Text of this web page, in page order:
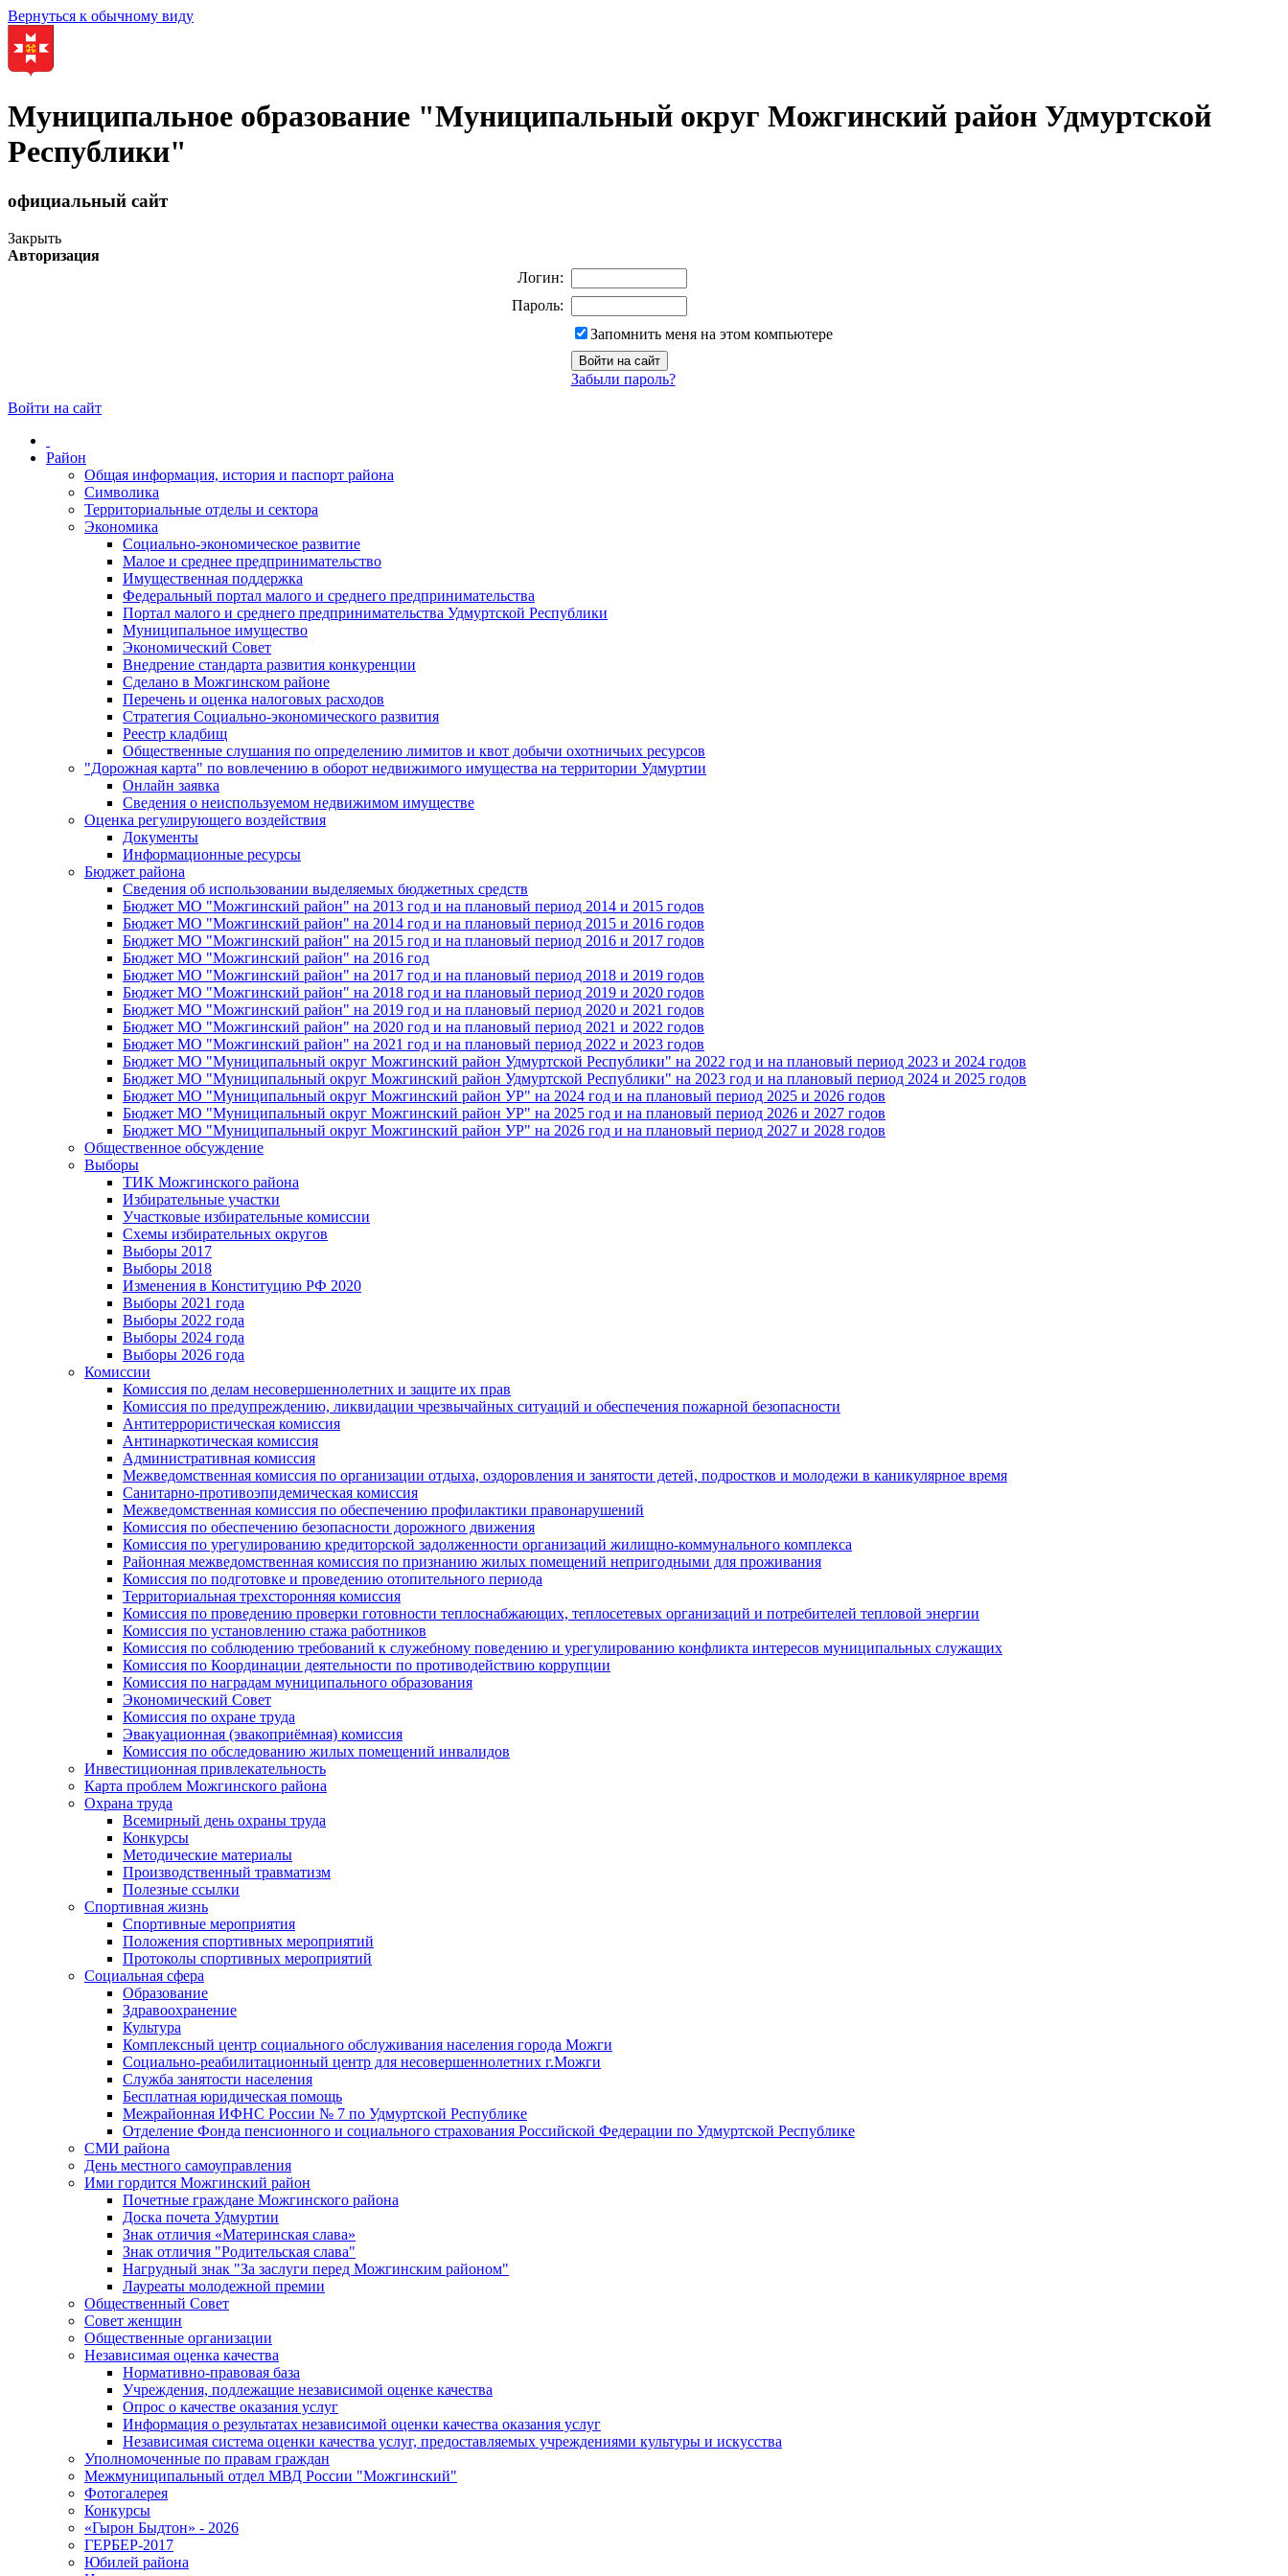
Вернуться к обычному виду
Муниципальное образование "Муниципальный округ Можгинский район Удмуртской
Республики"
официальный сайт
Закрыть
Авторизация
Логин:
Пароль:
Запомнить меня на этом компьютере
Забыли пароль?
Войти на сайт
Район
Общая информация, история и паспорт района
Символика
Территориальные отделы и сектора
Экономика
Социально-экономическое развитие
Малое и среднее предпринимательство
Имущественная поддержка
Федеральный портал малого и среднего предпринимательства
Портал малого и среднего предпринимательства Удмуртской Республики
Муниципальное имущество
Экономический Совет
Внедрение стандарта развития конкуренции
Сделано в Можгинском районе
Перечень и оценка налоговых расходов
Стратегия Социально-экономического развития
Реестр кладбищ
Общественные слушания по определению лимитов и квот добычи охотничьих ресурсов
"Дорожная карта" по вовлечению в оборот недвижимого имущества на территории Удмуртии
Онлайн заявка
Сведения о неиспользуемом недвижимом имуществе
Оценка регулирующего воздействия
Документы
Информационные ресурсы
Бюджет района
Сведения об использовании выделяемых бюджетных средств
Бюджет МО "Можгинский район" на 2013 год и на плановый период 2014 и 2015 годов
Бюджет МО "Можгинский район" на 2014 год и на плановый период 2015 и 2016 годов
Бюджет МО "Можгинский район" на 2015 год и на плановый период 2016 и 2017 годов
Бюджет МО "Можгинский район" на 2016 год
Бюджет МО "Можгинский район" на 2017 год и на плановый период 2018 и 2019 годов
Бюджет МО "Можгинский район" на 2018 год и на плановый период 2019 и 2020 годов
Бюджет МО "Можгинский район" на 2019 год и на плановый период 2020 и 2021 годов
Бюджет МО "Можгинский район" на 2020 год и на плановый период 2021 и 2022 годов
Бюджет МО "Можгинский район" на 2021 год и на плановый период 2022 и 2023 годов
Бюджет МО "Муниципальный округ Можгинский район Удмуртской Республики" на 2022 год и на плановый период 2023 и 2024 годов
Бюджет МО "Муниципальный округ Можгинский район Удмуртской Республики" на 2023 год и на плановый период 2024 и 2025 годов
Бюджет МО "Муниципальный округ Можгинский район УР" на 2024 год и на плановый период 2025 и 2026 годов
Бюджет МО "Муниципальный округ Можгинский район УР" на 2025 год и на плановый период 2026 и 2027 годов
Бюджет МО "Муниципальный округ Можгинский район УР" на 2026 год и на плановый период 2027 и 2028 годов
Общественное обсуждение
Выборы
ТИК Можгинского района
Избирательные участки
Участковые избирательные комиссии
Схемы избирательных округов
Выборы 2017
Выборы 2018
Изменения в Конституцию РФ 2020
Выборы 2021 года
Выборы 2022 года
Выборы 2024 года
Выборы 2026 года
Комиссии
Комиссия по делам несовершеннолетних и защите их прав
Комиссия по предупреждению, ликвидации чрезвычайных ситуаций и обеспечения пожарной безопасности
Антитеррористическая комиссия
Антинаркотическая комиссия
Административная комиссия
Межведомственная комиссия по организации отдыха, оздоровления и занятости детей, подростков и молодежи в каникулярное время
Санитарно-противоэпидемическая комиссия
Межведомственная комиссия по обеспечению профилактики правонарушений
Комиссия по обеспечению безопасности дорожного движения
Комиссия по урегулированию кредиторской задолженности организаций жилищно-коммунального комплекса
Районная межведомственная комиссия по признанию жилых помещений непригодными для проживания
Комиссия по подготовке и проведению отопительного периода
Территориальная трехсторонняя комиссия
Комиссия по проведению проверки готовности теплоснабжающих, теплосетевых организаций и потребителей тепловой энергии
Комиссия по установлению стажа работников
Комиссия по соблюдению требований к служебному поведению и урегулированию конфликта интересов муниципальных служащих
Комиссия по Координации деятельности по противодействию коррупции
Комиссия по наградам муниципального образования
Экономический Совет
Комиссия по охране труда
Эвакуационная (эвакоприёмная) комиссия
Комиссия по обследованию жилых помещений инвалидов
Инвестиционная привлекательность
Карта проблем Можгинского района
Охрана труда
Всемирный день охраны труда
Конкурсы
Методические материалы
Производственный травматизм
Полезные ссылки
Спортивная жизнь
Спортивные мероприятия
Положения спортивных мероприятий
Протоколы спортивных мероприятий
Социальная сфера
Образование
Здравоохранение
Культура
Комплексный центр социального обслуживания населения города Можги
Социально-реабилитационный центр для несовершеннолетних г.Можги
Служба занятости населения
Бесплатная юридическая помощь
Межрайонная ИФНС России № 7 по Удмуртской Республике
Отделение Фонда пенсионного и социального страхования Российской Федерации по Удмуртской Республике
СМИ района
День местного самоуправления
Ими гордится Можгинский район
Почетные граждане Можгинского района
Доска почета Удмуртии
Знак отличия «Материнская слава»
Знак отличия "Родительская слава"
Нагрудный знак "За заслуги перед Можгинским районом"
Лауреаты молодежной премии
Общественный Совет
Совет женщин
Общественные организации
Независимая оценка качества
Нормативно-правовая база
Учреждения, подлежащие независимой оценке качества
Опрос о качестве оказания услуг
Информация о результатах независимой оценки качества оказания услуг
Независимая система оценки качества услуг, предоставляемых учреждениями культуры и искусства
Уполномоченные по правам граждан
Межмуниципальный отдел МВД России "Можгинский"
Фотогалерея
Конкурсы
«Гырон Быдтон» - 2026
ГЕРБЕР-2017
Юбилей района